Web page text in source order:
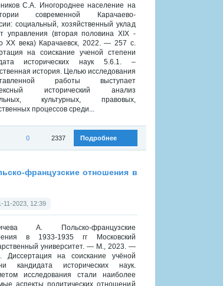
С.А. Иногороднее население на
современной Карачаево-
социальный, хозяйственный уклад
управления (вторая половина XIX -
XX века) Карачаевск, 2022. — 257 с.
на соискание ученой степени
исторических наук 5.6.1. –
история. Целью исследования
работы выступает
исторический анализ
культурных, правовых,
процессов среди...
Подробнее
2337
0
французские отношения в
11-2023, 12:39
А. Польско-французские
в 1933-1935 гг Московский
университет. — М., 2023. —
Диссертация на соискание учёной
кандидата исторических наук.
исследования стали наиболее
аспекты политических отношений